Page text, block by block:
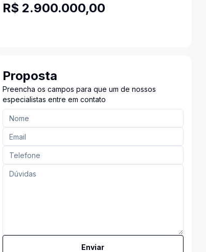
R$ 2.900.000,00
Proposta
Preencha os campos para que um de nossos
especialistas entre em contato
Enviar